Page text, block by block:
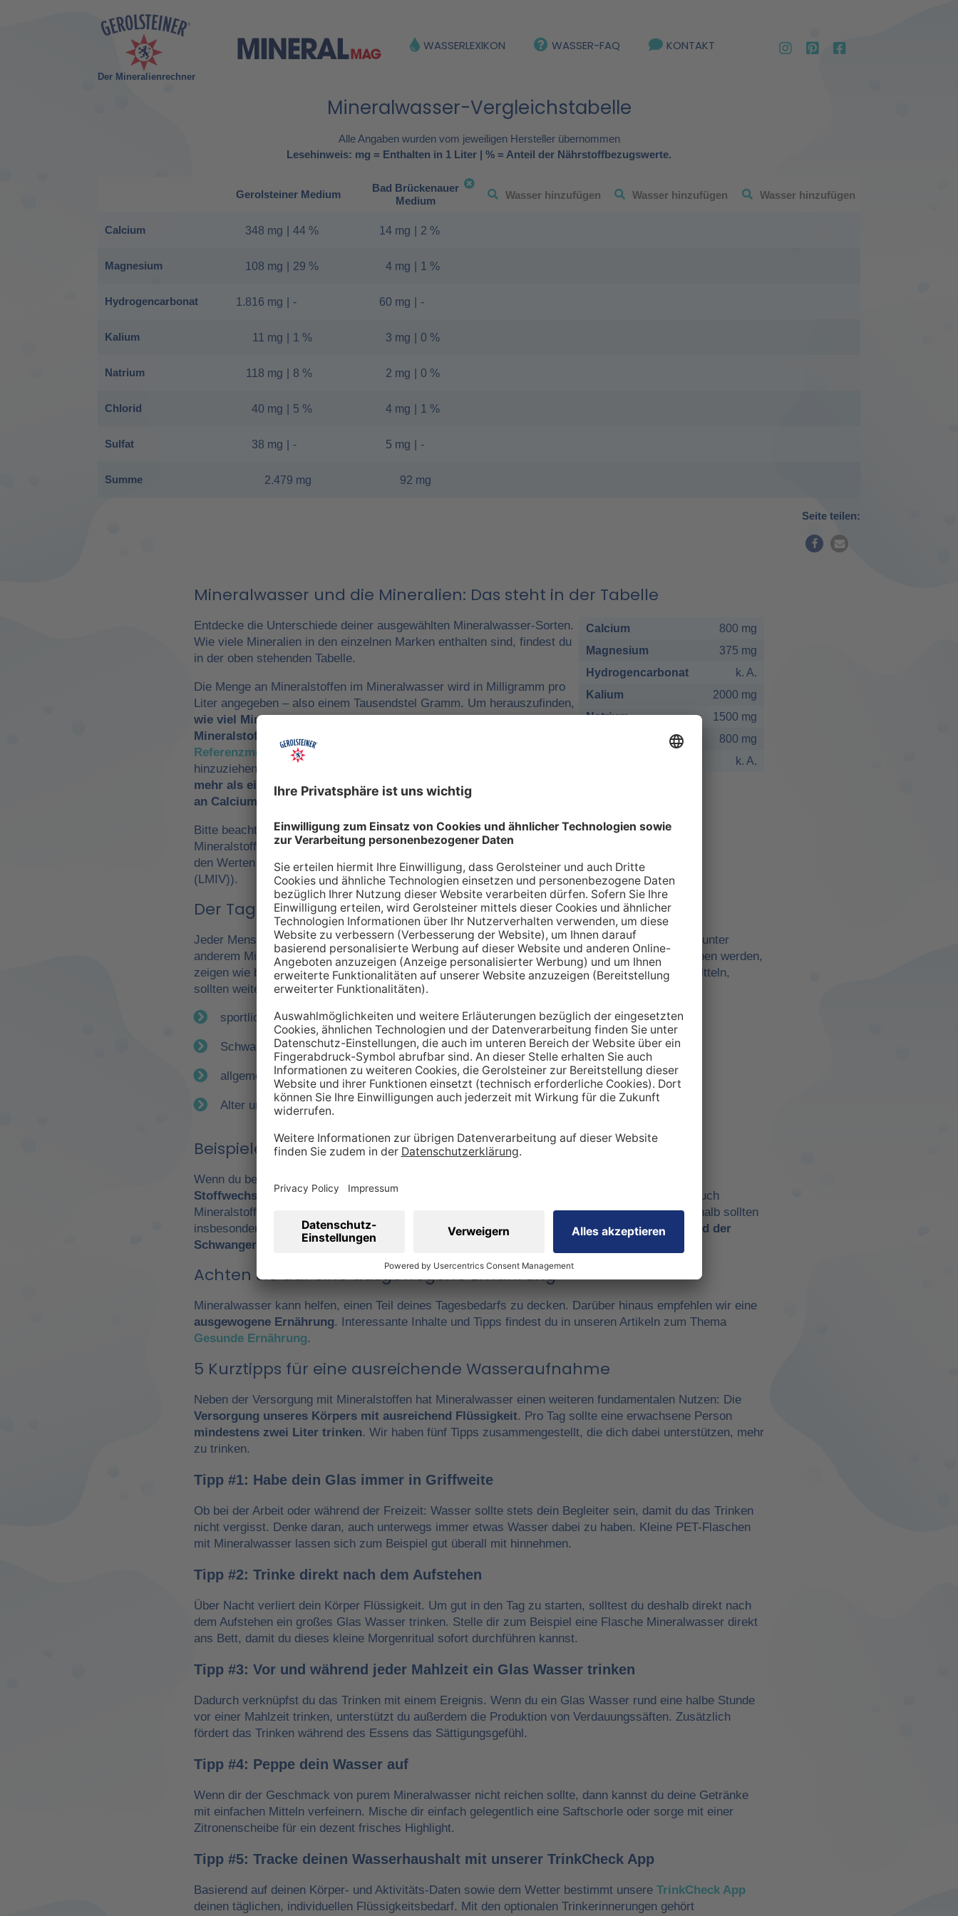
Der Mineralienrechner
WASSERLEXIKON WASSER-FAQ KONTAKT
Mineralwasser-Vergleichstabelle
Alle Angaben wurden vom jeweiligen Hersteller übernommen
Lesehinweis: mg = Enthalten in 1 Liter | % = Anteil der Nährstoffbezugswerte.
Calcium
Magnesium
Hydrogencarbonat
Kalium
Natrium
Chlorid
Sulfat
Summe
Gerolsteiner Medium
348 mg 44 %
108 mg 29 %
1.816 mg -
11 mg 1 %
118 mg 8 %
40 mg 5 %
38 mg -
2.479 mg
Bad Brückenauer
Medium
14 mg 2 %
4 mg 1 %
60 mg -
3 mg 0 %
2 mg 0 %
4 mg 1 %
5 mg -
92 mg
Seite teilen:
Mineralwasser und die Mineralien: Das steht in der Tabelle
Entdecke die Unterschiede deiner ausgewählten Mineralwasser-Sorten.
Wie viele Mineralien in den einzelnen Marken enthalten sind, findest du
in der oben stehenden Tabelle.
Die Menge an Mineralstoffen im Mineralwasser wird in Milligramm pro
Liter angegeben – also einem Tausendstel Gramm. Um herauszufinden,
wie viel Mineralwasser man für eine ausreichende
Mineralstoffzufuhrzu sich nehmen muss, kann man die
Referenzmengen für die tägliche Zufuhr von Mineralstoffen
hinzuziehen. So würde zum Beispiel
mehr als ein Drittel des empfohlenen Nährstoffbezugwerts (NRV)
an Calcium und Magnesium
Bitte beachte, dass es sich bei den Angaben in der Tabelle zu den
Mineralstoffen um Referenzwertehandelt. Wir orientieren uns dabei an
den Werten der Europäischen Union (EU-Verordnung Nr. 1169/2011
(LMIV)).
Calcium
800 mg
Magnesium
375 mg
Hydrogencarbonat
k. A.
Kalium
2000 mg
Natrium
1500 mg
800 mg
k. A.
Der Tagesbedarf an Mineralien – so individuell wie Sie selbst
Jeder Mensch hat einen individuellen Bedarf an Mineralstoffen, der über verschiedene Quellen, unter
anderem Mineralwasser, gedeckt werden kann. Die Inhaltsstoffe, die in unserer Tabelle angegeben werden,
zeigen wie bereits erwähnt lediglich einen Richtwert. Um den tatsächlichen Tagesbedarf zu ermitteln,
sollten weitere Faktoren miteinbezogen werden:
sportliche Betätigung
Schwangerschaft
allgemeiner Gesundheitszustand
Alter und Geschlecht
Beispiele für einen Mehrbedarf an Mineralstoffen
Wenn du beispielsweise viel
Stoffwechsel
. Daraus ergibt sich ein höherer Bedarf an Nährstoffen wie Vitaminen aber eben auch
Mineralstoffen. Gerade Natrium, Calcium oder Magnesium sind in diesem Kontext wichtig. Deshalb sollten
insbesondere Leistungssportler auf eine ausreichende Zufuhr achtgeben. Ebenso ist eswährend der
Schwangerschaft
wichtig, den veränderten Bedarf zu berücksichtigen.
Achten Sie auf eine ausgewogene Ernährung
Mineralwasser kann helfen, einen Teil deines Tagesbedarfs zu decken. Darüber hinaus empfehlen wir eine
ausgewogene Ernährung. Interessante Inhalte und Tipps findest du in unseren Artikeln zum Thema
Gesunde Ernährung.
5 Kurztipps für eine ausreichende Wasseraufnahme
Neben der Versorgung mit Mineralstoffen hat Mineralwasser einen weiteren fundamentalen Nutzen: Die
Versorgung unseres Körpers mit ausreichend Flüssigkeit. Pro Tag sollte eine erwachsene Person
mindestens zwei Liter trinken. Wir haben fünf Tipps zusammengestellt, die dich dabei unterstützen, mehr
zu trinken.
Tipp #1: Habe dein Glas immer in Griffweite
Ob bei der Arbeit oder während der Freizeit: Wasser sollte stets dein Begleiter sein, damit du das Trinken
nicht vergisst. Denke daran, auch unterwegs immer etwas Wasser dabei zu haben. Kleine PET-Flaschen
mit Mineralwasser lassen sich zum Beispiel gut überall mit hinnehmen.
Tipp #2: Trinke direkt nach dem Aufstehen
Über Nacht verliert dein Körper Flüssigkeit. Um gut in den Tag zu starten, solltest du deshalb direkt nach
dem Aufstehen ein großes Glas Wasser trinken. Stelle dir zum Beispiel eine Flasche Mineralwasser direkt
ans Bett, damit du dieses kleine Morgenritual sofort durchführen kannst.
Tipp #3: Vor und während jeder Mahlzeit ein Glas Wasser trinken
Dadurch verknüpfst du das Trinken mit einem Ereignis. Wenn du ein Glas Wasser rund eine halbe Stunde
vor einer Mahlzeit trinken, unterstützt du außerdem die Produktion von Verdauungssäften. Zusätzlich
fördert das Trinken während des Essens das Sättigungsgefühl.
Tipp #4: Peppe dein Wasser auf
Wenn dir der Geschmack von purem Mineralwasser nicht reichen sollte, dann kannst du deine Getränke
mit einfachen Mitteln verfeinern. Mische dir einfach gelegentlich eine Saftschorle oder sorge mit einer
Zitronenscheibe für ein dezent frisches Highlight.
Tipp #5: Tracke deinen Wasserhaushalt mit unserer TrinkCheck App
Basierend auf deinen Körper- und Aktivitäts-Daten sowie dem Wetter bestimmt unsere TrinkCheck App
deinen täglichen, individuellen Flüssigkeitsbedarf. Mit den optionalen Trinkerinnerungen gehört